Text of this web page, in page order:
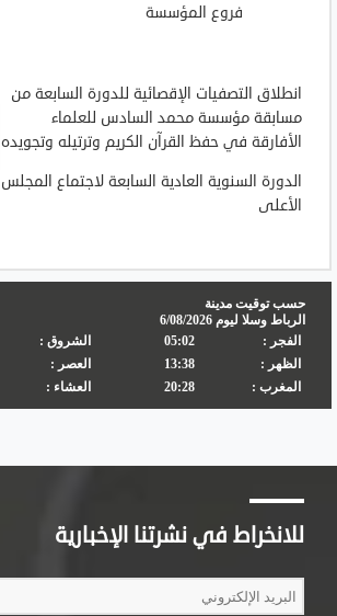
فروع المؤسسة
انطلاق التصفيات الإقصائية للدورة السابعة من
مسابقة مؤسسة محمد السادس للعلماء
الأفارقة في حفظ القرآن الكريم وترتيله وتجويده
الدورة السنوية العادية السابعة لاجتماع المجلس
الأعلى
للانخراط في نشرتنا الإخبارية